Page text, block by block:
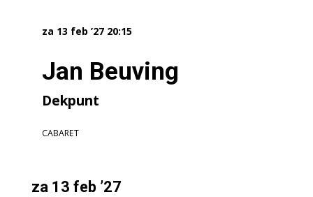
Jan Beuving
Dekpunt
za 13 feb ’27 20:15
CABARET
za 13 feb ’27